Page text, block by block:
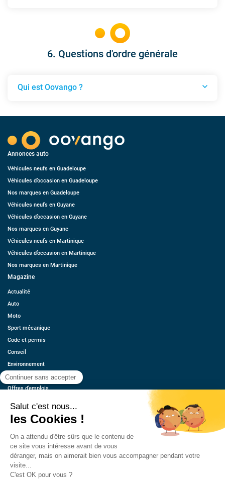
6. Questions d'ordre générale
Qui est Oovango ? expand_more
Annonces auto
Véhicules neufs en Guadeloupe
Véhicules d’occasion en Guadeloupe
Nos marques en Guadeloupe
Véhicules neufs en Guyane
Véhicules d’occasion en Guyane
Nos marques en Guyane
Véhicules neufs en Martinique
Véhicules d’occasion en Martinique
Nos marques en Martinique
Magazine
Actualité
Auto
Moto
Sport mécanique
Code et permis
Conseil
Environnement
Économie
Offres d’emplois
Contact
Estimez votre voiture
Mentions légales
CGU